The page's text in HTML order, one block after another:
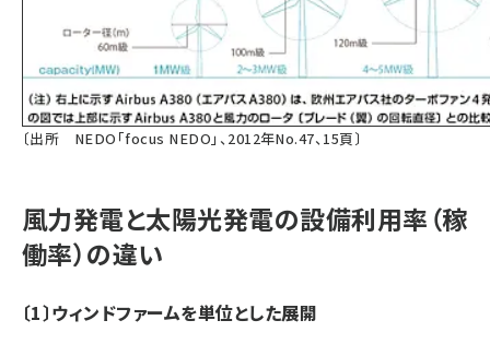
〔出所 NEDO「focus NEDO」、2012年No.47、15頁〕
風力発電と太陽光発電の設備利用率（稼
働率）の違い
〔1〕ウィンドファームを単位とした展開